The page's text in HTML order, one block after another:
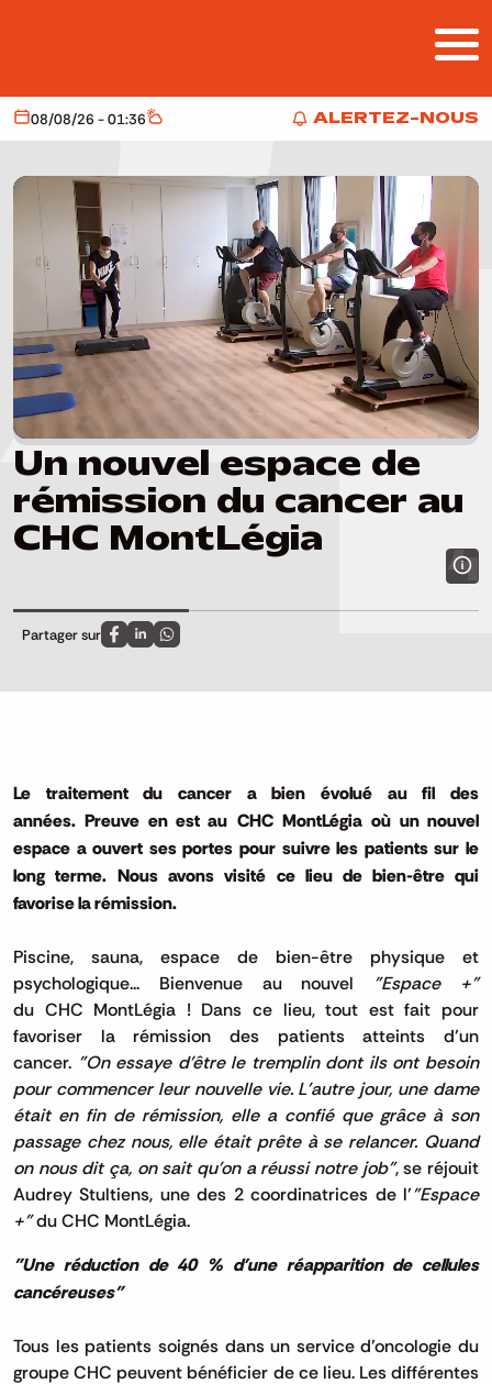
ALERTEZ-NOUS
ALERTEZ-NOUS
Aujourd'hui
08/08/26 - 01:36 Météo
Un nouvel espace de
rémission du cancer au
CHC MontLégia
Partager sur
Partagez sur FaceBook
Partagez sur LinkedIn
Partagez sur Whatsapp
Le traitement du cancer a bien évolué au fil des
années. Preuve en est au CHC MontLégia où un nouvel
espace a ouvert ses portes pour suivre les patients sur le
long terme. Nous avons visité ce lieu de bien-être qui
favorise la rémission.
Piscine, sauna, espace de bien-être physique et
psychologique... Bienvenue au nouvel "Espace +"
du CHC MontLégia !Dans ce lieu, tout est fait pour
favoriser la rémission des patients atteints d’un
cancer. "On essaye d'être le tremplin dont ils ont besoin
pour commencer leur nouvelle vie.L'autre jour, une dame
était en fin de rémission, elle a confié que grâce à son
passage chez nous, elle était prête à se relancer. Quand
on nous dit ça, on sait qu'on a réussi notre job", se réjouit
AudreyStultiens, une des 2 coordinatrices de l’"Espace
+"du CHC MontLégia.
"Une réduction de 40 % d'une réapparition de cellules
cancéreuses"
Tous les patients soignés dans un service d’oncologie du
groupeCHC peuvent bénéficier de ce lieu.Les différentes